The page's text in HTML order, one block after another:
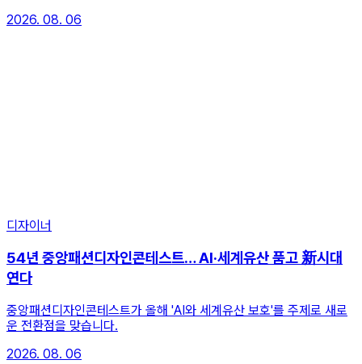
2026. 08. 06
디자이너
54년 중앙패션디자인콘테스트… AI·세계유산 품고 新시대
연다
중앙패션디자인콘테스트가 올해 'AI와 세계유산 보호'를 주제로 새로
운 전환점을 맞습니다.
2026. 08. 06